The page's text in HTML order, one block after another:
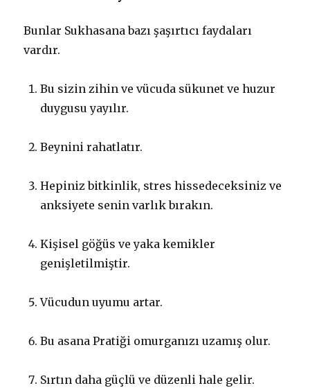
Bunlar Sukhasana bazı şaşırtıcı faydaları
vardır.
Bu sizin zihin ve vücuda sükunet ve huzur
duygusu yayılır.
Beynini rahatlatır.
Hepiniz bitkinlik, stres hissedeceksiniz ve
anksiyete senin varlık bırakın.
Kişisel göğüs ve yaka kemikler
genişletilmiştir.
Vücudun uyumu artar.
Bu asana Pratiği omurganızı uzamış olur.
Sırtın daha güçlü ve düzenli hale gelir.